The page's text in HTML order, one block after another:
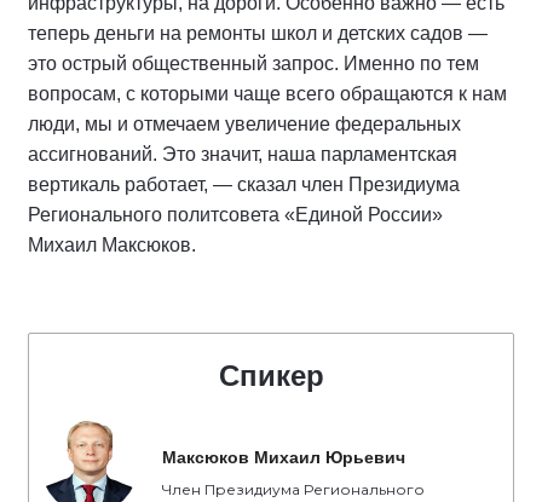
теперь деньги на ремонты школ и детских садов —
это острый общественный запрос. Именно по тем
вопросам, с которыми чаще всего обращаются к нам
люди, мы и отмечаем увеличение федеральных
ассигнований. Это значит, наша парламентская
вертикаль работает, — сказал член Президиума
Регионального политсовета «Единой России»
Михаил Максюков.
Спикер
Максюков Михаил Юрьевич
Член Президиума Регионального